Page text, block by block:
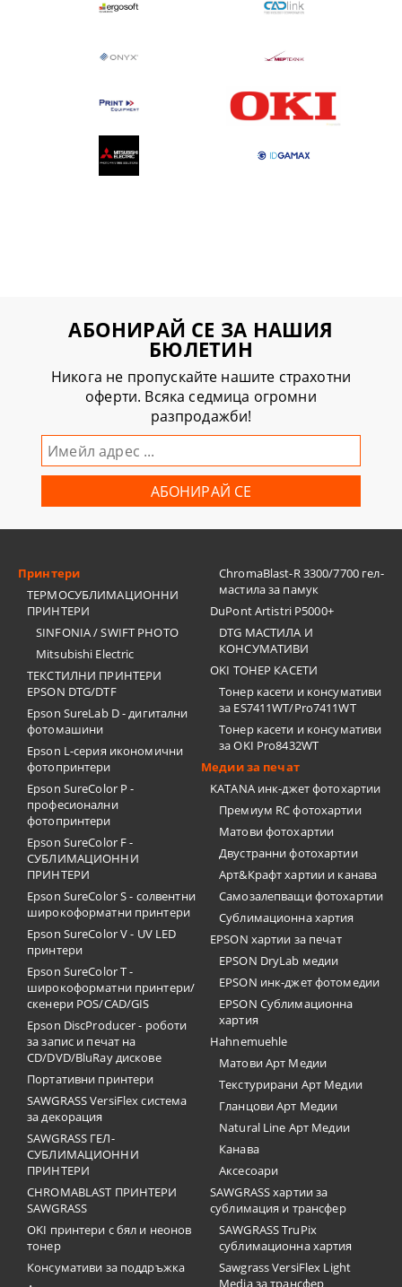
АБОНИРАЙ СЕ ЗА НАШИЯ
БЮЛЕТИН
Никога не пропускайте нашите страхотни
оферти. Всяка седмица огромни
разпродажби!
Принтери
ТЕРМОСУБЛИМАЦИОННИ
ПРИНТЕРИ
SINFONIA / SWIFT PHOTO
Mitsubishi Electric
ТЕКСТИЛНИ ПРИНТЕРИ
EPSON DTG/DTF
Epson SureLab D - дигитални
фотомашини
Epson L-серия икономични
фотопринтери
Epson SureColor P -
професионални
фотопринтери
Epson SureColor F -
СУБЛИМАЦИОННИ
ПРИНТЕРИ
Epson SureColor S - солвентни
широкоформатни принтери
Epson SureColor V - UV LED
принтери
Epson SureColor T -
широкоформатни принтери/
скенери POS/CAD/GIS
Epson DiscProducer - роботи
за запис и печат на
CD/DVD/BluRay дискове
Портативни принтери
SAWGRASS VersiFlex система
за декорация
SAWGRASS ГЕЛ-
СУБЛИМАЦИОННИ
ПРИНТЕРИ
CHROMABLAST ПРИНТЕРИ
SAWGRASS
OKI принтери с бял и неонов
тонер
Консумативи за поддръжка
ChromaBlast-R 3300/7700 гел-
мастила за памук
DuPont Artistri P5000+
DTG МАСТИЛА И
КОНСУМАТИВИ
OKI ТОНЕР КАСЕТИ
Тонер касети и консумативи
за ES7411WT/Pro7411WT
Тонер касети и консумативи
за OKI Pro8432WT
Медии за печат
KATANA инк-джет фотохартии
Премиум RC фотохартии
Матови фотохартии
Двустранни фотохартии
Арт&Крафт хартии и канава
Самозалепващи фотохартии
Сублимационна хартия
EPSON хартии за печат
EPSON DryLab медии
EPSON инк-джет фотомедии
EPSON Сублимационна
хартия
Hahnemuehle
Матови Арт Медии
Текстурирани Арт Медии
Гланцови Арт Медии
Natural Line Арт Медии
Канава
Аксесоари
SAWGRASS хартии за
сублимация и трансфер
SAWGRASS TruPix
сублимационна хартия
Sawgrass VersiFlex Light
Media за трансфер